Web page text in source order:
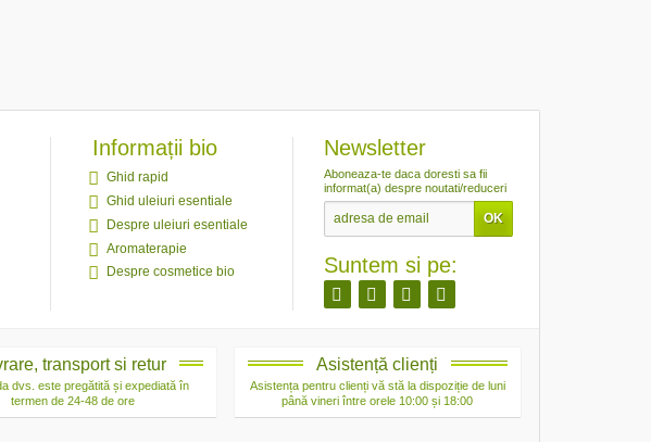
Informații bio
Ghid rapid
Ghid uleiuri esentiale
Despre uleiuri esentiale
Aromaterapie
Despre cosmetice bio
Newsletter
Aboneaza-te daca doresti sa fii
informat(a) despre noutati/reduceri
Suntem si pe:
transport si retur
dvs. este pregătită și expediată în
termen de 24-48 de ore
Asistență clienți
Asistența pentru clienți vă stă la dispoziție de luni
până vineri între orele 10:00 și 18:00